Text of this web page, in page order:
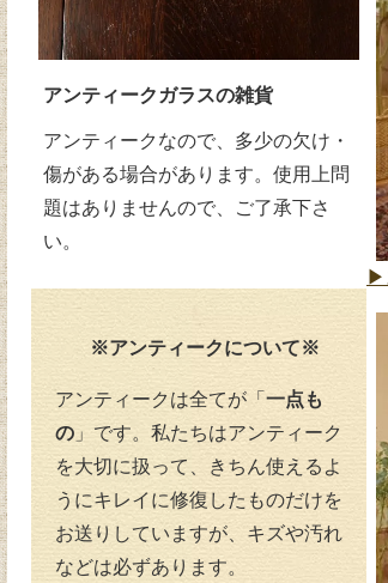
アンティークガラスの雑貨
アンティークなので、多少の欠け・
傷がある場合があります。使用上問
題はありませんので、ご了承下さ
い。
※アンティークについて※
アンティークは全てが「 一点も
の 」です。私たちはアンティーク
を大切に扱って、きちん使えるよ
うにキレイに修復したものだけを
お送りしていますが、キズや汚れ
などは必ずあります。
▶